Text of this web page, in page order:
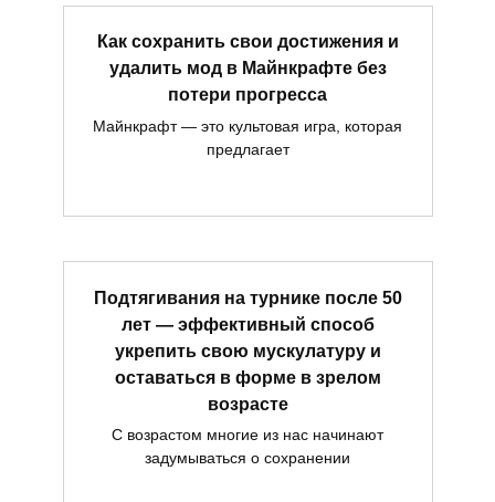
Как сохранить свои достижения и
удалить мод в Майнкрафте без
потери прогресса
Майнкрафт — это культовая игра, которая
предлагает
Подтягивания на турнике после 50
лет — эффективный способ
укрепить свою мускулатуру и
оставаться в форме в зрелом
возрасте
С возрастом многие из нас начинают
задумываться о сохранении